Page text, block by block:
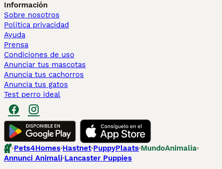
Información
Sobre nosotros
Politica privacidad
Ayuda
Prensa
Condiciones de uso
Anunciar tus mascotas
Anuncia tus cachorros
Anuncia tus gatos
Test perro ideal
Pets4Homes Hastnet PuppyPlaats MundoAnimalia
Annunci Animali Lancaster Puppies